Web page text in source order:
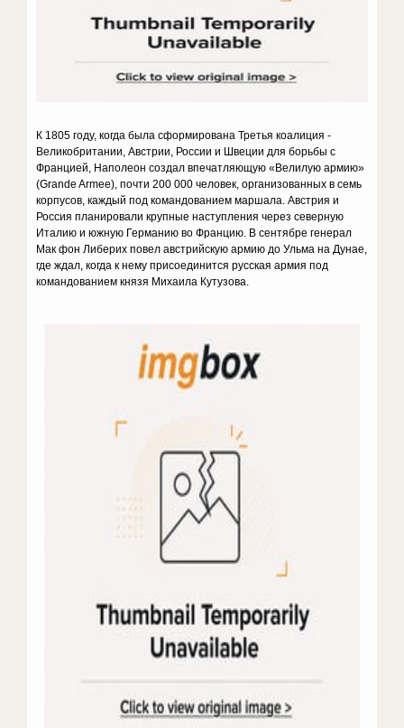
К 1805 году, когда была сформирована Третья коалиция -
Великобритании, Австрии, России и Швеции для борьбы с
Францией, Наполеон создал впечатляющую «Велилую армию»
(Grande Armee), почти 200 000 человек, организованных в семь
корпусов, каждый под командованием маршала. Австрия и
Россия планировали крупные наступления через северную
Италию и южную Германию во Францию. В сентябре генерал
Мак фон Либерих повел австрийскую армию до Ульма на Дунае,
где ждал, когда к нему присоединится русская армия под
командованием князя Михаила Кутузова.